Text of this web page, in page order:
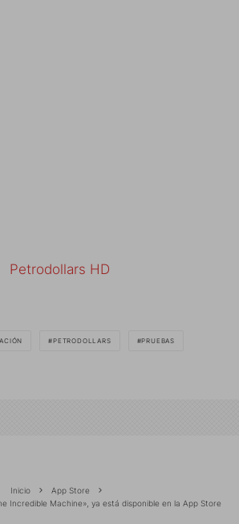
Petrodollars HD
PETRODOLLARS PRUEBAS
Inicio
App Store
Incredible Machine», ya está disponible en la App Store